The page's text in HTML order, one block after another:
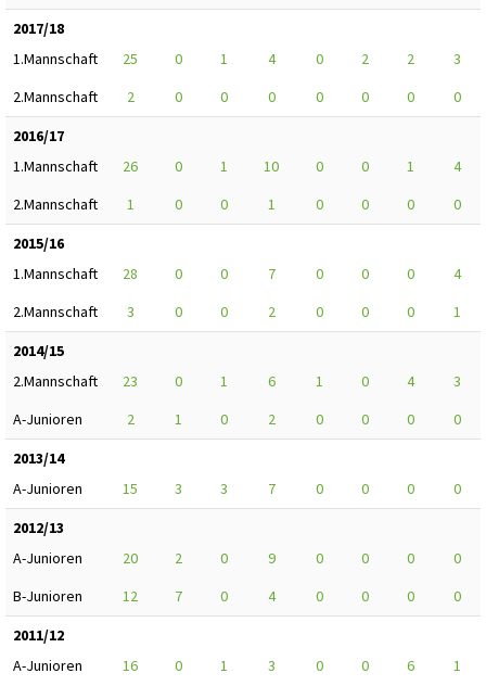
2017/18
1.Mannschaft
25 0 1 4 0 2 2
3
2.Mannschaft
2 0 0 0 0 0 0
0
2016/17
1.Mannschaft
26 0 1 10 0 0 1
4
2.Mannschaft
1 0 0 1 0 0 0
0
2015/16
1.Mannschaft
28 0 0 7 0 0 0
4
2.Mannschaft
3 0 0 2 0 0 0
1
2014/15
2.Mannschaft
23 0 1 6 1 0 4
3
A-Junioren
2 1 0 2 0 0 0
0
2013/14
A-Junioren
15 3 3 7 0 0 0
0
2012/13
A-Junioren
20 2 0 9 0 0 0
0
B-Junioren
12 7 0 4 0 0 0
0
2011/12
A-Junioren
16 0 1 3 0 0 6
1